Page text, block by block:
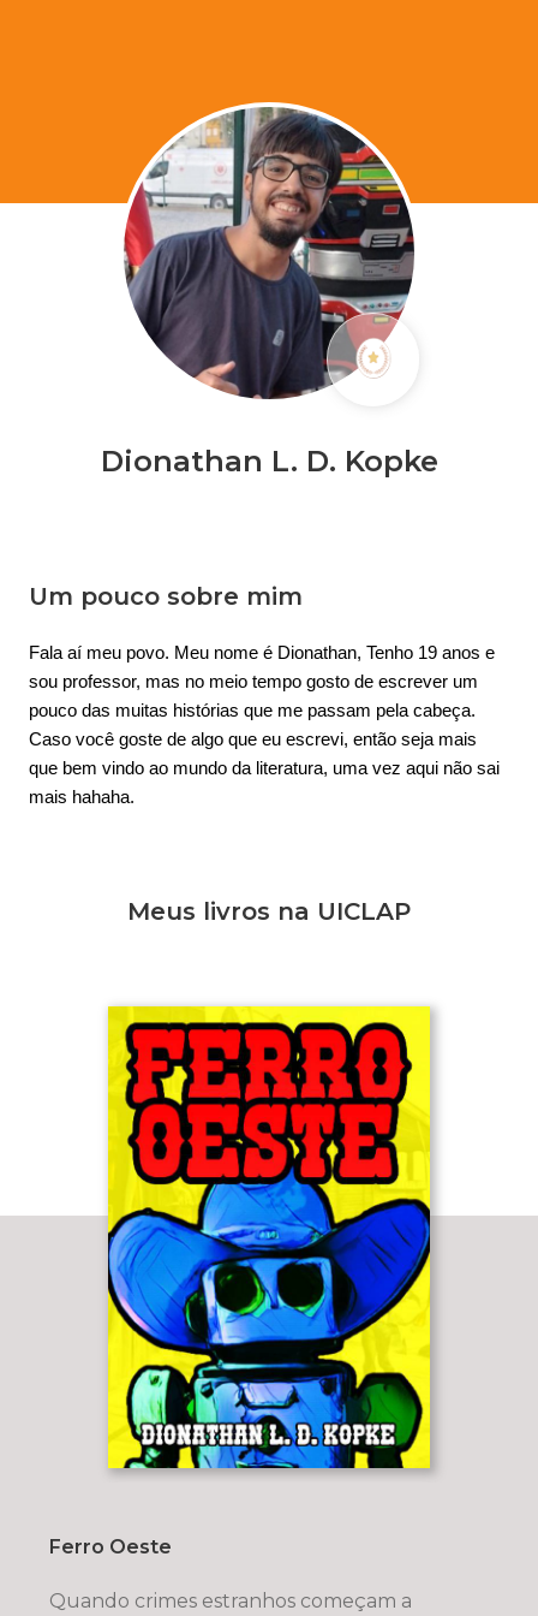
Dionathan L. D. Kopke
Um pouco sobre mim
Fala aí meu povo. Meu nome é Dionathan, Tenho 19 anos e
sou professor, mas no meio tempo gosto de escrever um
pouco das muitas histórias que me passam pela cabeça.
Caso você goste de algo que eu escrevi, então seja mais
que bem vindo ao mundo da literatura, uma vez aqui não sai
mais hahaha.
Meus livros na UICLAP
Ferro Oeste
Quando crimes estranhos começam a